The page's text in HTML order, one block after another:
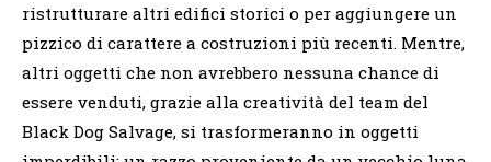
ristrutturare altri edifici storici o per aggiungere un
pizzico di carattere a costruzioni più recenti. Mentre,
altri oggetti che non avrebbero nessuna chance di
essere venduti, grazie alla creatività del team del
Black Dog Salvage, si trasformeranno in oggetti